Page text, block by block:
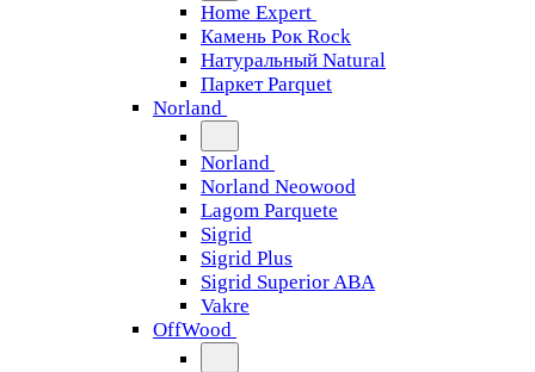
Home Expert
Камень Рок Rock
Натуральный Natural
Паркет Parquet
Norland
Norland
Norland Neowood
Lagom Parquete
Sigrid
Sigrid Plus
Sigrid Superior ABA
Vakre
OffWood